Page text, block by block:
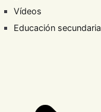
Vídeos
Educación secundaria